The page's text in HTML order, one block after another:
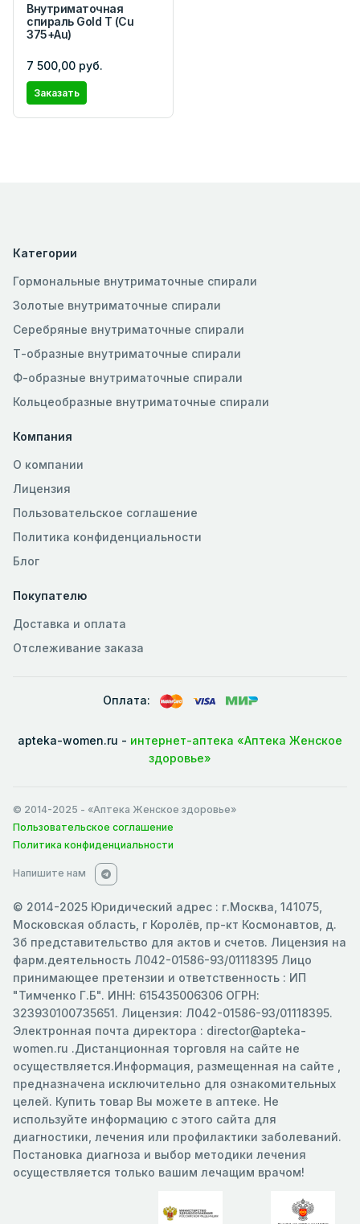
Внутриматочная
спираль Gold T (Cu
375+Au)
7 500,00 руб.
Заказать
Категории
Гормональные внутриматочные спирали
Золотые внутриматочные спирали
Серебряные внутриматочные спирали
Т-образные внутриматочные спирали
Ф-образные внутриматочные спирали
Кольцеобразные внутриматочные спирали
Компания
О компании
Лицензия
Пользовательское соглашение
Политика конфиденциальности
Блог
Покупателю
Доставка и оплата
Отслеживание заказа
Оплата:
apteka-women.ru - интернет-аптека «Аптека Женское
здоровье»
© 2014-2025 - «Аптека Женское здоровье»
Пользовательское соглашение
Политика конфиденциальности
Напишите нам
© 2014-2025 Юридический адрес : г.Москва, 141075,
Московская область, г Королёв, пр-кт Космонавтов, д.
3б представительство для актов и счетов. Лицензия на
фарм.деятельность Л042-01586-93/01118395 Лицо
принимающее претензии и ответственность : ИП
"Тимченко Г.Б". ИНН: 615435006306 ОГРН:
323930100735651. Лицензия: Л042-01586-93/01118395.
Электронная почта директора : director@apteka-
women.ru .Дистанционная торговля на сайте не
осуществляется.Информация, размещенная на сайте ,
предназначена исключительно для ознакомительных
целей. Купить товар Вы можете в аптеке. Не
используйте информацию с этого сайта для
диагностики, лечения или профилактики заболеваний.
Постановка диагноза и выбор методики лечения
осуществляется только вашим лечащим врачом!